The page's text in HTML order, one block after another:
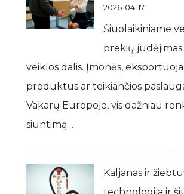
2026-04-17
Šiuolaikiniame
prekių judėjimas
veiklos dalis. Įmonės,
produktus ar teikiančios
Vakarų Europoje, vis dažniau
siuntimą…
Kaljanas ir